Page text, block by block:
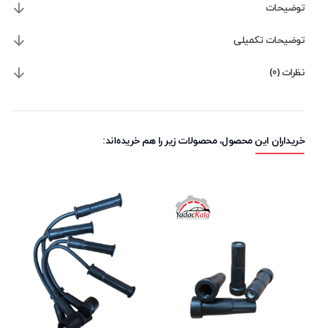
توضیحات
توضیحات تکمیلی
نظرات (0)
خریداران این محصول، محصولات زیر را هم خریده‌اند: